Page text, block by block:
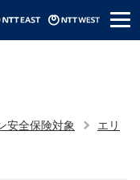
メ
ニ
試走会
安全保険対象
エリ